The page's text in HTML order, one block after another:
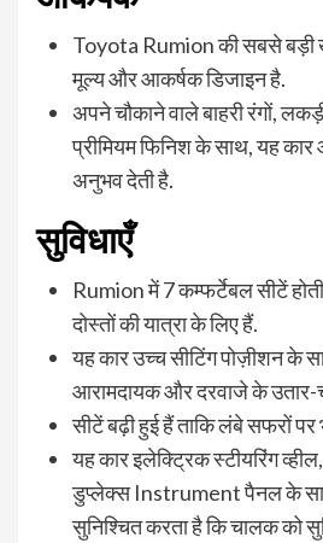
Toyota Rumion की सबसे बड़ी
मूल्य और आकर्षक डिजाइन है.
अपने चौकाने वाले बाहरी रंगों,
प्रीमियम फिनिश के साथ, यह
अनुभव देती है.
सुविधाएँ
Rumion में 7 कम्फर्टेबल सीटें होती
दोस्तों की यात्रा के लिए हैं.
यह कार उच्च सीटिंग पोज़ीशन के
आरामदायक और दरवाजे के उतार-
सीटें बढ़ी हुई हैं ताकि लंबे सफरों
यह कार इलेक्ट्रिक स्टीयरिंग
डुप्लेक्स Instrument पैनल के
सुनिश्चित करता है कि चालक को